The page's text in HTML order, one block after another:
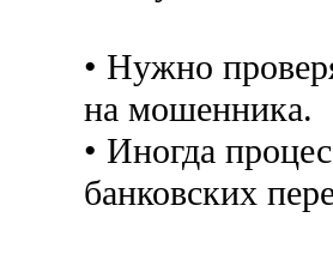
• Нужно
на мошенника.
• Иногда
банковских